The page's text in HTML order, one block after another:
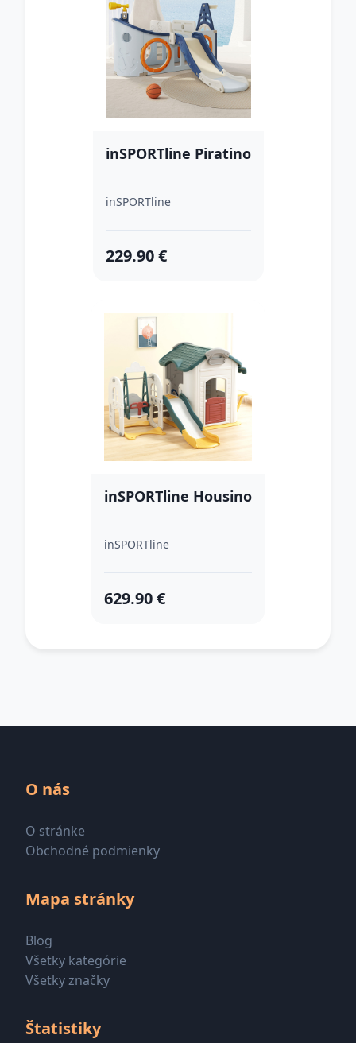
inSPORTline Piratino
inSPORTline
229.90 €
inSPORTline Housino
inSPORTline
629.90 €
O nás
O stránke
Obchodné podmienky
Mapa stránky
Blog
Všetky kategórie
Všetky značky
Štatistiky